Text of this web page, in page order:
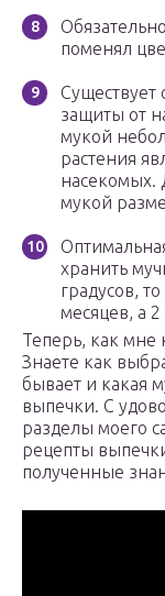
поменял
Существует
защиты от
мукой
растения
насекомых.
мукой
хранить
градусов,
месяцев, а 2
Теперь, как мне
Знаете как
бывает и какая
выпечки. С
разделы моего
рецепты
полученные